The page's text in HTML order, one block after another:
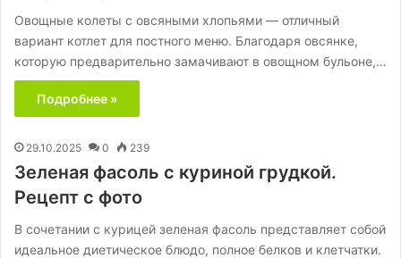
Овощные колеты с овсяными хлопьями — отличный
вариант котлет для постного меню. Благодаря овсянке,
которую предварительно замачивают в овощном бульоне,…
Подробнее »
29.10.2025 0 239
Зеленая фасоль с куриной грудкой.
Рецепт с фото
В сочетании с курицей зеленая фасоль представляет собой
идеальное диетическое блюдо, полное белков и клетчатки.